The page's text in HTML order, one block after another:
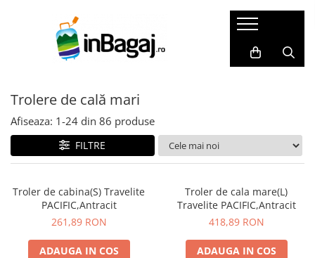
Bagaje
Trolere de cală mari
Trolere de cală medii
Trolere de cabină
Bagaje Premium
Bagaje pentru copii
Bagaje mici(ex.40x30x20)
SET Trolere
Genti de dama
Accesorii
Huse pasaport
Masca de somn
Perne de calatorie
Dopuri de urechi
Portofele de calatorie
Set produse
Adaptoare priza
Acumulatori externi
Cadouri
Seturi cadou
Carduri cadou
Agende de travel
Cadouri pentru EA
Cadouri pentru EL
Trolere de cală mari
Afiseaza: 1-24 din 86 produse
FILTRE
Troler de cabina(S) Travelite
PACIFIC,Antracit
261,89 RON
ADAUGA IN COS
Troler de cala mare(L)
Travelite PACIFIC,Antracit
418,89 RON
ADAUGA IN COS